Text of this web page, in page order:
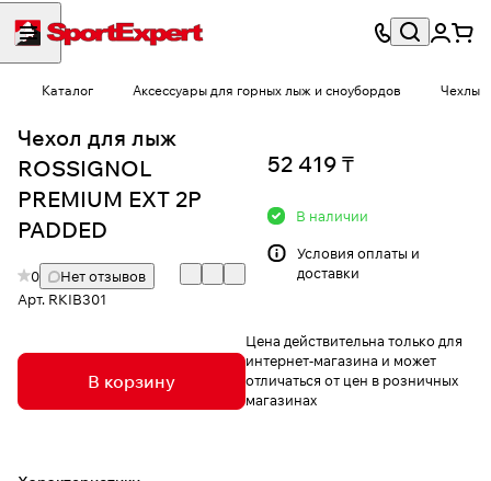
Каталог Аксессуары для горных лыж и сноубордов Чехлы
Чехол для лыж
ROSSIGNOL
PREMIUM EXT 2P
PADDED
0
Нет отзывов
Арт. RKIB301
В корзину
52 419 ₸
В наличии
Условия оплаты и
доставки
Цена действительна только для
интернет-магазина и может
отличаться от цен в розничных
магазинах